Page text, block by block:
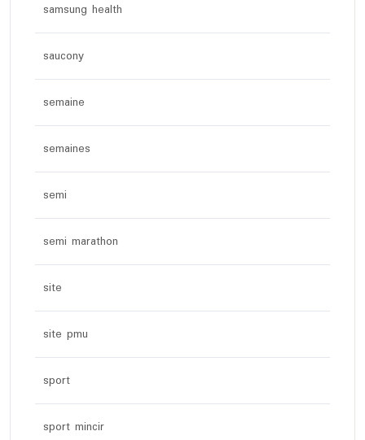
samsung health
saucony
semaine
semaines
semi
semi marathon
site
site pmu
sport
sport mincir